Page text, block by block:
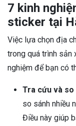
7 kinh
sticker tại
Việc lựa chọn địa
trong quá trình sản
nghiệm để bạn có
Tra cứu và so
so sánh nhiều
Điều này giúp